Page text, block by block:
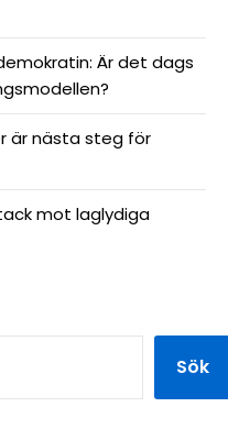
Är det dags
är nästa steg för
mot laglydiga
Sök